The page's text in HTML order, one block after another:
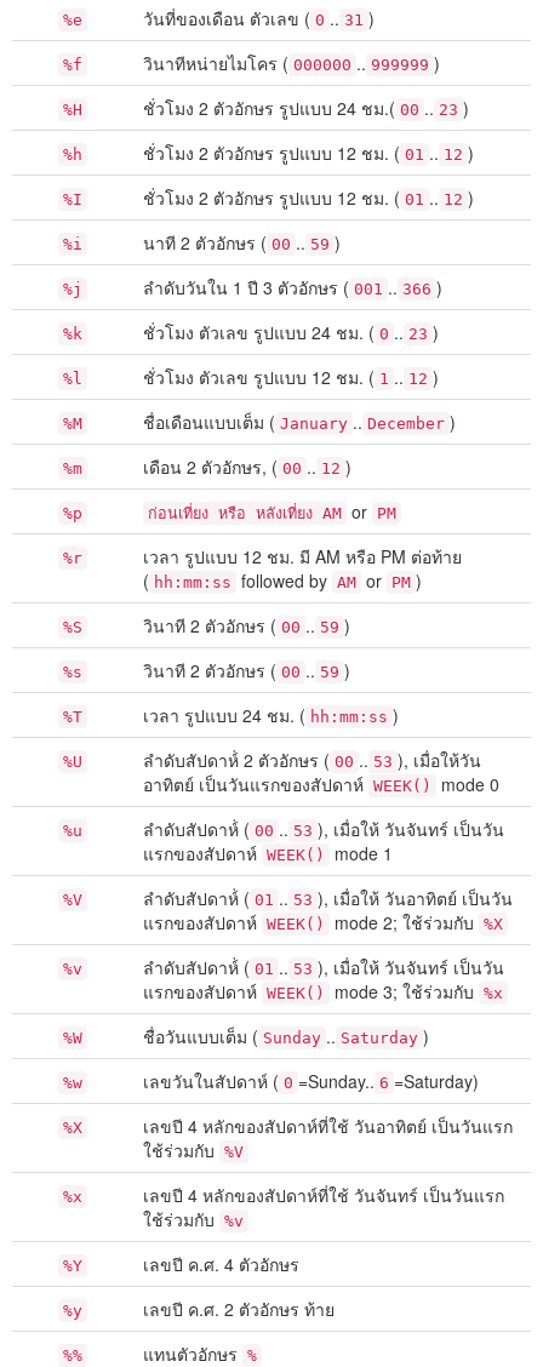
%e วันที่ของเดือน ตัวเลข ( 0 .. 31 )
%f วินาทีหน่ายไมโคร ( 000000 .. 999999 )
%H ชั่วโมง 2 ตัวอักษร รูปแบบ 24 ชม.( 00 .. 23 )
%h ชั่วโมง 2 ตัวอักษร รูปแบบ 12 ชม. ( 01 .. 12 )
%I ชั่วโมง 2 ตัวอักษร รูปแบบ 12 ชม. ( 01 .. 12 )
%i นาที 2 ตัวอักษร ( 00 .. 59 )
%j ลำดับวันใน 1 ปี 3 ตัวอักษร ( 001 .. 366 )
%k ชั่วโมง ตัวเลข รูปแบบ 24 ชม. ( 0 .. 23 )
%l ชั่วโมง ตัวเลข รูปแบบ 12 ชม. ( 1 .. 12 )
%M ชื่อเดือนแบบเต็ม ( January .. December )
%m เดือน 2 ตัวอักษร, ( 00 .. 12 )
%p ก่อนเที่ยง หรือ หลังเที่ยง AM or PM
%r
เวลา รูปแบบ 12 ชม. มี AM หรือ PM ต่อท้าย
( hh:mm:ss followed by AM or PM )
%S วินาที 2 ตัวอักษร ( 00 .. 59 )
%s วินาที 2 ตัวอักษร ( 00 .. 59 )
%T เวลา รูปแบบ 24 ชม. ( hh:mm:ss )
%U ลำดับสัปดาห์่ 2 ตัวอักษร ( 00 .. 53 ), เมื่อให้วัน
อาทิตย์ เป็นวันแรกของสัปดาห์ WEEK() mode 0
%u ลำดับสัปดาห์่ ( 00 .. 53 ), เมื่อให้ วันจันทร์ เป็นวัน
แรกของสัปดาห์ WEEK() mode 1
%V ลำดับสัปดาห์่ ( 01 .. 53 ), เมื่อให้ วันอาทิตย์ เป็นวัน
แรกของสัปดาห์ WEEK() mode 2; ใช้ร่วมกับ %X
%v ลำดับสัปดาห์่ ( 01 .. 53 ), เมื่อให้ วันจันทร์ เป็นวัน
แรกของสัปดาห์ WEEK() mode 3; ใช้ร่วมกับ %x
%W ชื่อวันแบบเต็ม ( Sunday .. Saturday )
%w เลขวันในสัปดาห์ ( 0 =Sunday.. 6 =Saturday)
%X
เลขปี 4 หลักของสัปดาห์ที่ใช้ วันอาทิตย์ เป็นวันแรก
ใช้ร่วมกับ %V
%x
เลขปี 4 หลักของสัปดาห์ที่ใช้ วันจันทร์ เป็นวันแรก
ใช้ร่วมกับ %v
%Y เลขปี ค.ศ. 4 ตัวอักษร
%y เลขปี ค.ศ. 2 ตัวอักษร ท้าย
%% แทนตัวอักษร %